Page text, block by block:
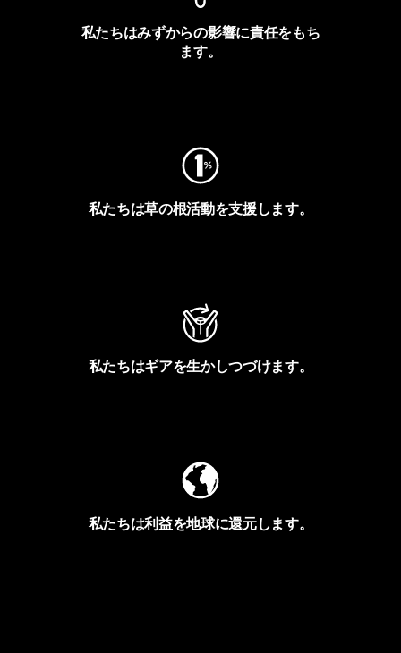
私たちはみずからの影響に責任をもち
ます。
私たちは草の根活動を支援します。
私たちはギアを生かしつづけます。
私たちは利益を地球に還元します。